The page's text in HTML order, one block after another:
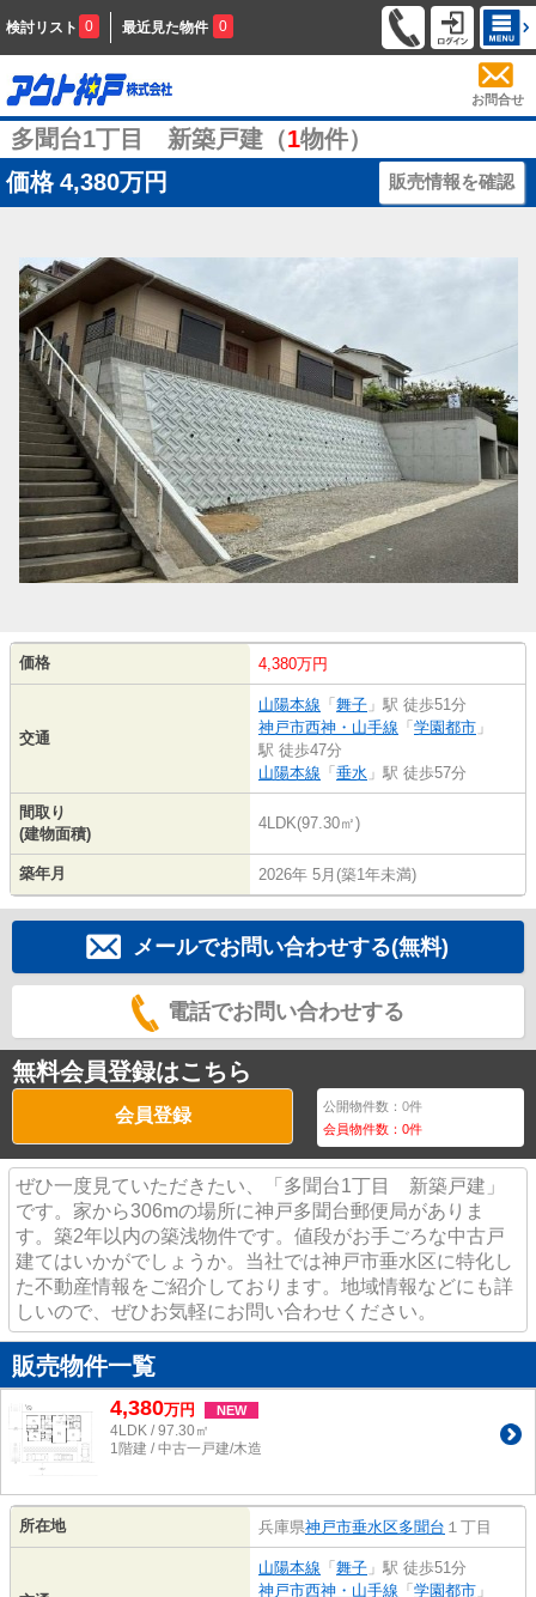
検討リスト 0 最近見た物件 0
お問合せ
多聞台1丁目 新築戸建（1物件）
価格 4,380万円 販売情報を確認
価格 4,380万円
交通
山陽本線 「 舞子 」駅 徒歩51分
神戸市西神・山手線 「 学園都市 」
駅 徒歩47分
山陽本線 「 垂水 」駅 徒歩57分
間取り
(建物面積)
4LDK(97.30㎡)
築年月 2026年 5月(築1年未満)
メールでお問い合わせする(無料)
電話でお問い合わせする
無料会員登録はこちら
会員登録 公開物件数：0件
会員物件数：0件
ぜひ一度見ていただきたい、「多聞台1丁目 新築戸建」
です。家から306mの場所に神戸多聞台郵便局がありま
す。築2年以内の築浅物件です。値段がお手ごろな中古戸
建てはいかがでしょうか。当社では神戸市垂水区に特化し
た不動産情報をご紹介しております。地域情報などにも詳
しいので、ぜひお気軽にお問い合わせください。
販売物件一覧
4,380万円 NEW
4LDK / 97.30㎡
1階建 / 中古一戸建/木造
所在地 兵庫県神戸市垂水区多聞台 １丁目
山陽本線 「 舞子 」駅 徒歩51分
神戸市西神・山手線 「 学園都市 」